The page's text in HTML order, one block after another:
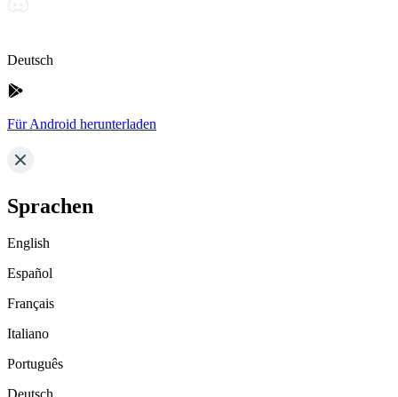
Deutsch
Für Android herunterladen
Sprachen
English
Español
Français
Italiano
Português